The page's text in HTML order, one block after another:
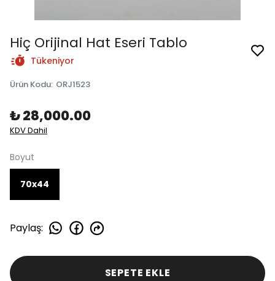
Hiç Orijinal Hat Eseri Tablo
Tükeniyor
Ürün Kodu: ORJ1523
₺ 28,000.00
KDV Dahil
Boyut
70x44
Paylaş:
SEPETE EKLE